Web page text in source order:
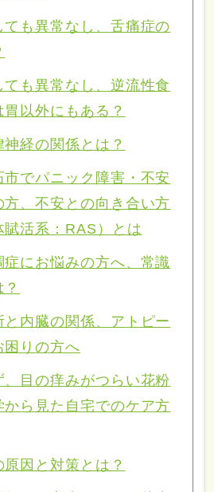
ても異常なし、舌痛症の
ても異常なし、逆流性食
以外にもある？
経の関係とは？
でパニック障害・不安
方、不安との向き合い方
賦活系：RAS）とは
症にお悩みの方へ、常識
内臓の関係、アトピー
困りの方へ
目の痒みがつらい花粉
から見た自宅でのケア方
因と対策とは？